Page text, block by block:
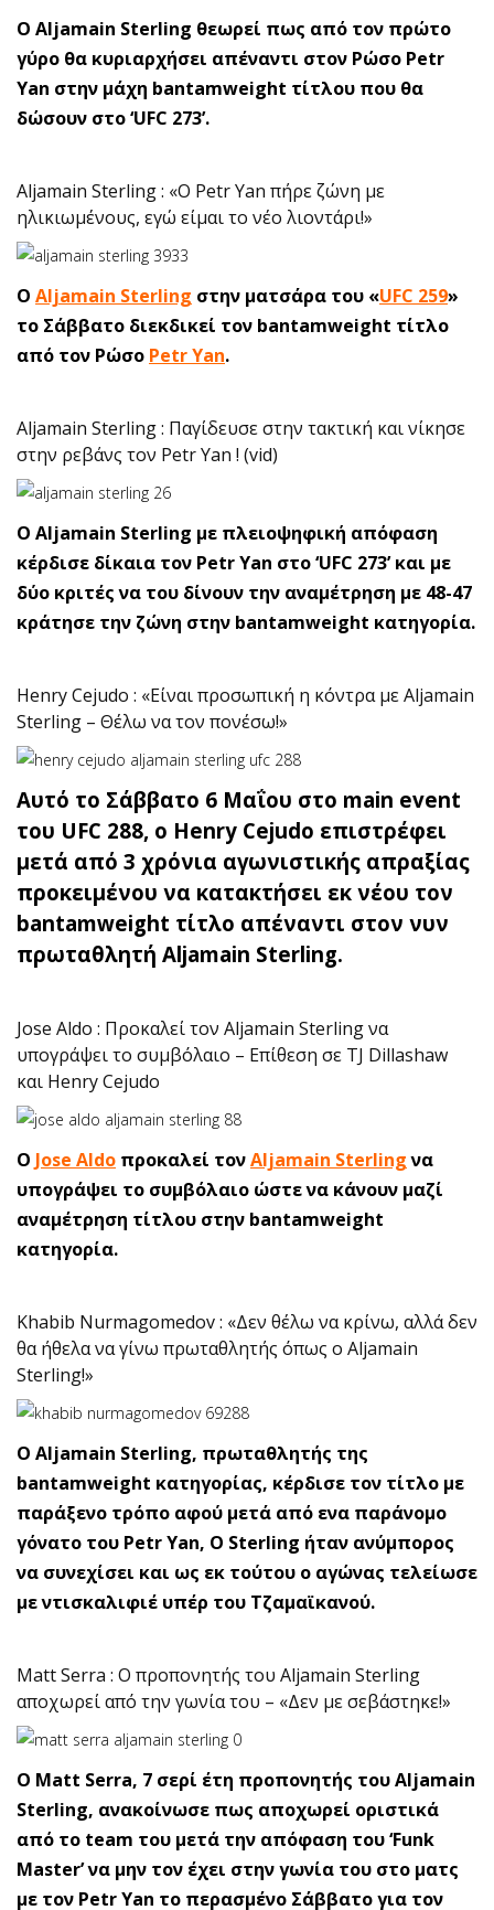
Ο Aljamain Sterling θεωρεί πως από τον πρώτο
γύρο θα κυριαρχήσει απέναντι στον Ρώσο Petr
Yan στην μάχη bantamweight τίτλου που θα
δώσουν στο ‘UFC 273’.
Aljamain Sterling : «Ο Petr Yan πήρε ζώνη με
ηλικιωμένους, εγώ είμαι το νέο λιοντάρι!»
Ο Aljamain Sterling στην ματσάρα του «UFC 259»
το Σάββατο διεκδικεί τον bantamweight τίτλο
από τον Ρώσο Petr Yan.
Aljamain Sterling : Παγίδευσε στην τακτική και νίκησε
στην ρεβάνς τον Petr Yan ! (vid)
O Aljamain Sterling με πλειοψηφική απόφαση
κέρδισε δίκαια τον Petr Yan στο ‘UFC 273’ και με
δύο κριτές να του δίνουν την αναμέτρηση με 48-47
κράτησε την ζώνη στην bantamweight κατηγορία.
Henry Cejudo : «Είναι προσωπική η κόντρα με Aljamain
Sterling – Θέλω να τον πονέσω!»
Αυτό το Σάββατο 6 Μαΐου στο main event
του UFC 288, o Henry Cejudo επιστρέφει
μετά από 3 χρόνια αγωνιστικής απραξίας
προκειμένου να κατακτήσει εκ νέου τον
bantamweight τίτλο απέναντι στον νυν
πρωταθλητή Aljamain Sterling.
Jose Aldo : Προκαλεί τον Aljamain Sterling να
υπογράψει το συμβόλαιο – Επίθεση σε TJ Dillashaw
και Henry Cejudo
Ο Jose Aldo προκαλεί τονAljamain Sterlingνα
υπογράψει το συμβόλαιο ώστε να κάνουν μαζί
αναμέτρηση τίτλου στην bantamweight
κατηγορία.
Khabib Nurmagomedov : «Δεν θέλω να κρίνω, αλλά δεν
θα ήθελα να γίνω πρωταθλητής όπως ο Aljamain
Sterling!»
Ο Aljamain Sterling, πρωταθλητής της
bantamweight κατηγορίας, κέρδισε τον τίτλο με
παράξενο τρόπο αφού μετά από ενα παράνομο
γόνατο του Petr Yan, O Sterling ήταν ανύμπορος
να συνεχίσει και ως εκ τούτου ο αγώνας τελείωσε
με ντισκαλιφιέ υπέρ του Τζαμαϊκανού.
Matt Serra : Ο προπονητής του Aljamain Sterling
αποχωρεί από την γωνία του – «Δεν με σεβάστηκε!»
O Matt Serra, 7 σερί έτη προπονητής του Aljamain
Sterling, ανακοίνωσε πως αποχωρεί οριστικά
από το team του μετά την απόφαση του ‘Funk
Master’ να μην τον έχει στην γωνία του στο ματς
με τον Petr Yan το περασμένο Σάββατο για τον